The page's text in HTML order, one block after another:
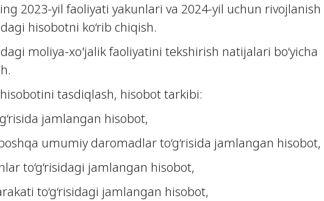
2023-yil faoliyati yakunlari va 2024-yil uchun rivojlanish
hisobotni ko‘rib chiqish.
moliya-xo'jalik faoliyatini tekshirish natijalari bo‘yicha
tasdiqlash, hisobot tarkibi:
jamlangan hisobot,
umumiy daromadlar to‘g‘risida jamlangan hisobot,
to‘g‘risidagi jamlangan hisobot,
to‘g‘risidagi jamlangan hisobot,